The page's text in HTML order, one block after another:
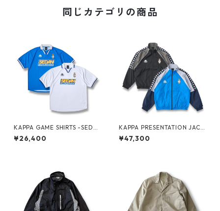
同じカテゴリの商品
KAPPA GAME SHIRTS -SEDA
N ALL-PURPOSE-
¥26,400
KAPPA PRESENTATION JACK
ET -SEDAN ALL-PURPOSE-
¥47,300